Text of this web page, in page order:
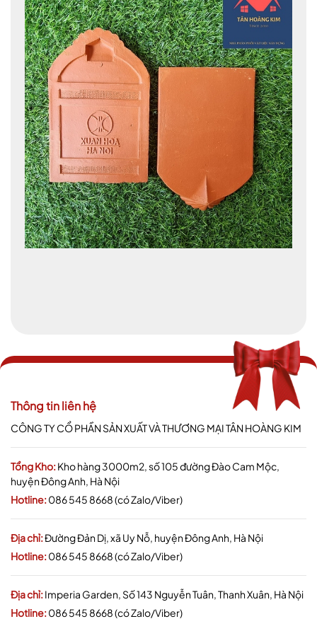
Thông tin liên hệ
CÔNG TY CỔ PHẦN SẢN XUẤT VÀ THƯƠNG MẠI TÂN HOÀNG KIM
Tổng Kho:Kho hàng 3000m2, số 105 đường Đào Cam Mộc,
huyện Đông Anh, Hà Nội
Hotline:086 545 8668 (có Zalo/Viber)
Địa chỉ:Đường Đản Dị, xã Uy Nỗ, huyện Đông Anh, Hà Nội
Hotline:086 545 8668 (có Zalo/Viber)
Địa chỉ:Imperia Garden, Số 143 Nguyễn Tuân, Thanh Xuân, Hà Nội
Hotline:086 545 8668 (có Zalo/Viber)